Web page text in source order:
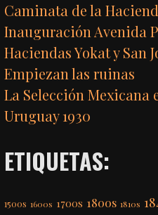
Caminata de la
Inauguración Avenida
Haciendas Yokat y San
Empiezan las ruinas
La Selección Mexicana
Uruguay 1930
ETIQUETAS:
1500s 1600s 1700s 1800s 1810s